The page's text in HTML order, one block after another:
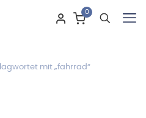
0
mit „fahrrad“